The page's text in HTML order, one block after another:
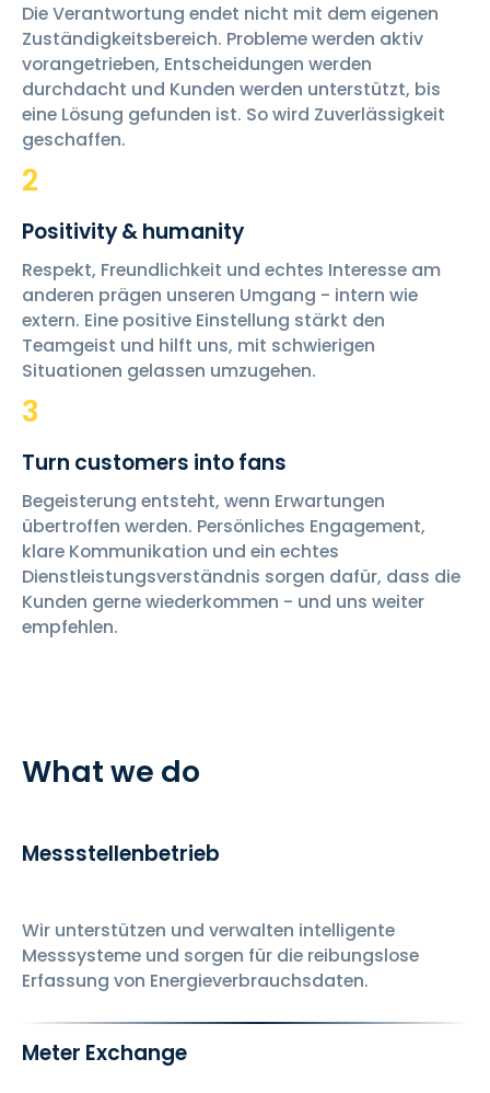
Die Verantwortung endet nicht mit dem eigenen
Zuständigkeitsbereich. Probleme werden aktiv
vorangetrieben, Entscheidungen werden
durchdacht und Kunden werden unterstützt, bis
eine Lösung gefunden ist. So wird Zuverlässigkeit
geschaffen.
2
Positivity & humanity
Respekt, Freundlichkeit und echtes Interesse am
anderen prägen unseren Umgang - intern wie
extern. Eine positive Einstellung stärkt den
Teamgeist und hilft uns, mit schwierigen
Situationen gelassen umzugehen.
3
Turn customers into fans
Begeisterung entsteht, wenn Erwartungen
übertroffen werden. Persönliches Engagement,
klare Kommunikation und ein echtes
Dienstleistungsverständnis sorgen dafür, dass die
Kunden gerne wiederkommen - und uns weiter
empfehlen.
What we do
Messstellenbetrieb
Wir unterstützen und verwalten intelligente
Messsysteme und sorgen für die reibungslose
Erfassung von Energieverbrauchsdaten.
Meter Exchange